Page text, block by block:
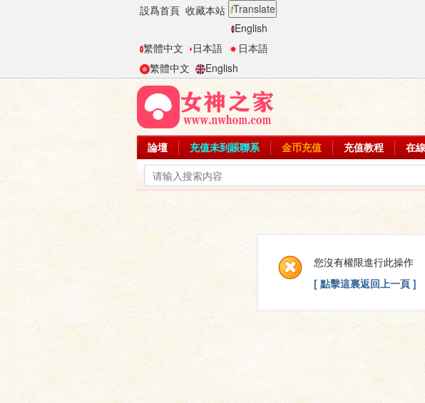
設爲首頁 收藏本站 Translate
English
繁體中文
日本語
日本語
繁體中文
English
論壇 充值未到賬聯系 金币充值 充值教程 在
您沒有權限進行此操作
[ 點擊這裏返回上一頁 ]